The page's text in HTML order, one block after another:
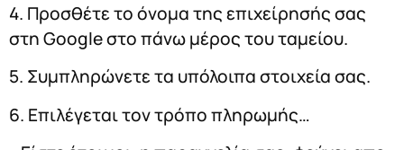
4. Προσθέτε το όνομα της επιχείρησής σας
στη Google στο πάνω μέρος του ταμείου.
5. Συμπληρώνετε τα υπόλοιπα στοιχεία σας.
6. Επιλέγεται τον τρόπο πληρωμής…